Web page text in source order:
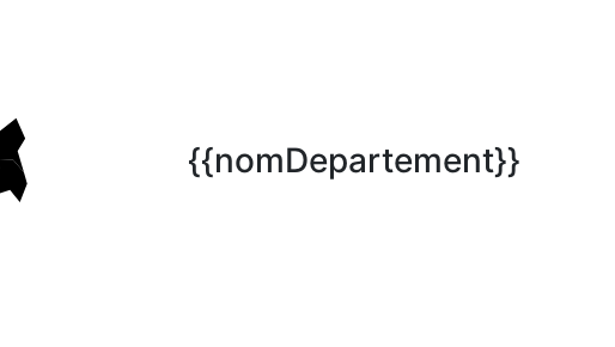
{{nomDepartement}}